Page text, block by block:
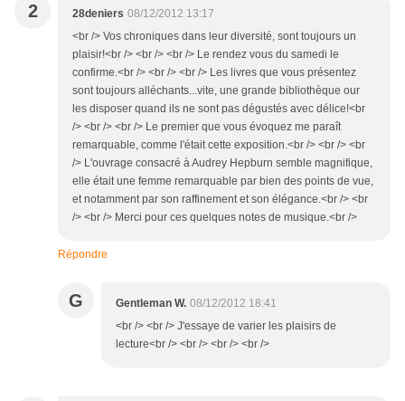
2 28deniers 08/12/2012 13:17
<br /> Vos chroniques dans leur diversité, sont toujours un
plaisir!<br /> <br /> <br /> Le rendez vous du samedi le
confirme.<br /> <br /> <br /> Les livres que vous présentez
sont toujours alléchants...vite, une grande bibliothèque our
les disposer quand ils ne sont pas dégustés avec délice!<br
/> <br /> <br /> Le premier que vous évoquez me paraît
remarquable, comme l'était cette exposition.<br /> <br /> <br
/> L'ouvrage consacré à Audrey Hepburn semble magnifique,
elle était une femme remarquable par bien des points de vue,
et notamment par son raffinement et son élégance.<br /> <br
/> <br /> Merci pour ces quelques notes de musique.<br />
Répondre
G Gentleman W. 08/12/2012 18:41
<br /> <br /> J'essaye de varier les plaisirs de
lecture<br /> <br /> <br /> <br />